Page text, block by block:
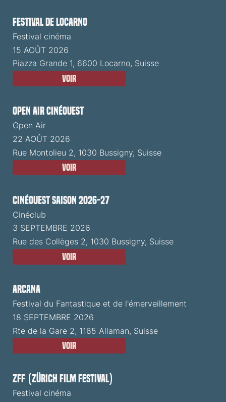
Festival de Locarno
Festival cinéma
15 AOÛT 2026
Piazza Grande 1, 6600 Locarno, Suisse
Voir
Open Air CinéOuest
Open Air
22 AOÛT 2026
Rue Montolieu 2, 1030 Bussigny, Suisse
Voir
CinéOuest Saison 2026-27
Cinéclub
3 SEPTEMBRE 2026
Rue des Collèges 2, 1030 Bussigny, Suisse
Voir
ARCANA
Festival du Fantastique et de l'émerveillement
18 SEPTEMBRE 2026
Rte de la Gare 2, 1165 Allaman, Suisse
Voir
ZFF (Zürich Film Festival)
Festival cinéma